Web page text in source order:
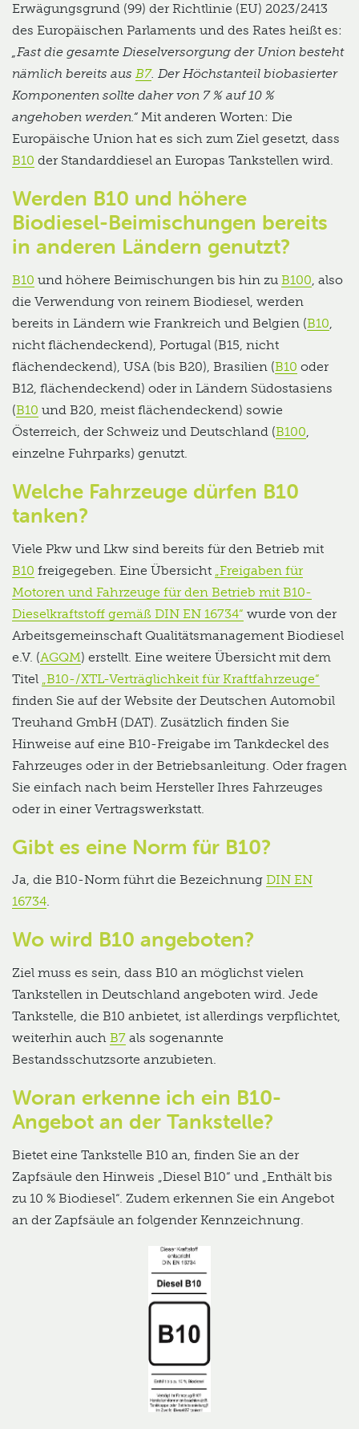
Erwägungsgrund (99) der Richtlinie (EU) 2023/2413
des Europäischen Parlaments und des Rates heißt es:
„Fast die gesamte Dieselversorgung der Union besteht
nämlich bereits aus B7. Der Höchstanteil biobasierter
Komponenten sollte daher von 7 % auf 10 %
angehoben werden.“ Mit anderen Worten: Die
Europäische Union hat es sich zum Ziel gesetzt, dass
B10 der Standarddiesel an Europas Tankstellen wird.
Werden B10 und höhere
Biodiesel-Beimischungen bereits
in anderen Ländern genutzt?
B10 und höhere Beimischungen bis hin zu B100, also
die Verwendung von reinem Biodiesel, werden
bereits in Ländern wie Frankreich und Belgien (B10,
nicht flächendeckend), Portugal (B15, nicht
flächendeckend), USA (bis B20), Brasilien (B10 oder
B12, flächendeckend) oder in Ländern Südostasiens
(B10 und B20, meist flächendeckend) sowie
Österreich, der Schweiz und Deutschland (B100,
einzelne Fuhrparks) genutzt.
Welche Fahrzeuge dürfen B10
tanken?
Viele Pkw und Lkw sind bereits für den Betrieb mit
B10 freigegeben. Eine Übersicht „Freigaben für
Motoren und Fahrzeuge für den Betrieb mit B10-
Dieselkraftstoff gemäß DIN EN 16734“ wurde von der
Arbeitsgemeinschaft Qualitätsmanagement Biodiesel
e.V. (AGQM) erstellt. Eine weitere Übersicht mit dem
Titel „B10-/XTL-Verträglichkeit für Kraftfahrzeuge“
finden Sie auf der Website der Deutschen Automobil
Treuhand GmbH (DAT). Zusätzlich finden Sie
Hinweise auf eine B10-Freigabe im Tankdeckel des
Fahrzeuges oder in der Betriebsanleitung. Oder fragen
Sie einfach nach beim Hersteller Ihres Fahrzeuges
oder in einer Vertragswerkstatt.
Gibt es eine Norm für B10?
Ja, die B10-Norm führt die Bezeichnung DIN EN
16734.
Wo wird B10 angeboten?
Ziel muss es sein, dass B10 an möglichst vielen
Tankstellen in Deutschland angeboten wird. Jede
Tankstelle, die B10 anbietet, ist allerdings verpflichtet,
weiterhin auch B7 als sogenannte
Bestandsschutzsorte anzubieten.
Woran erkenne ich ein B10-
Angebot an der Tankstelle?
Bietet eine Tankstelle B10 an, finden Sie an der
Zapfsäule den Hinweis „Diesel B10“ und „Enthält bis
zu 10 % Biodiesel“. Zudem erkennen Sie ein Angebot
an der Zapfsäule an folgender Kennzeichnung.